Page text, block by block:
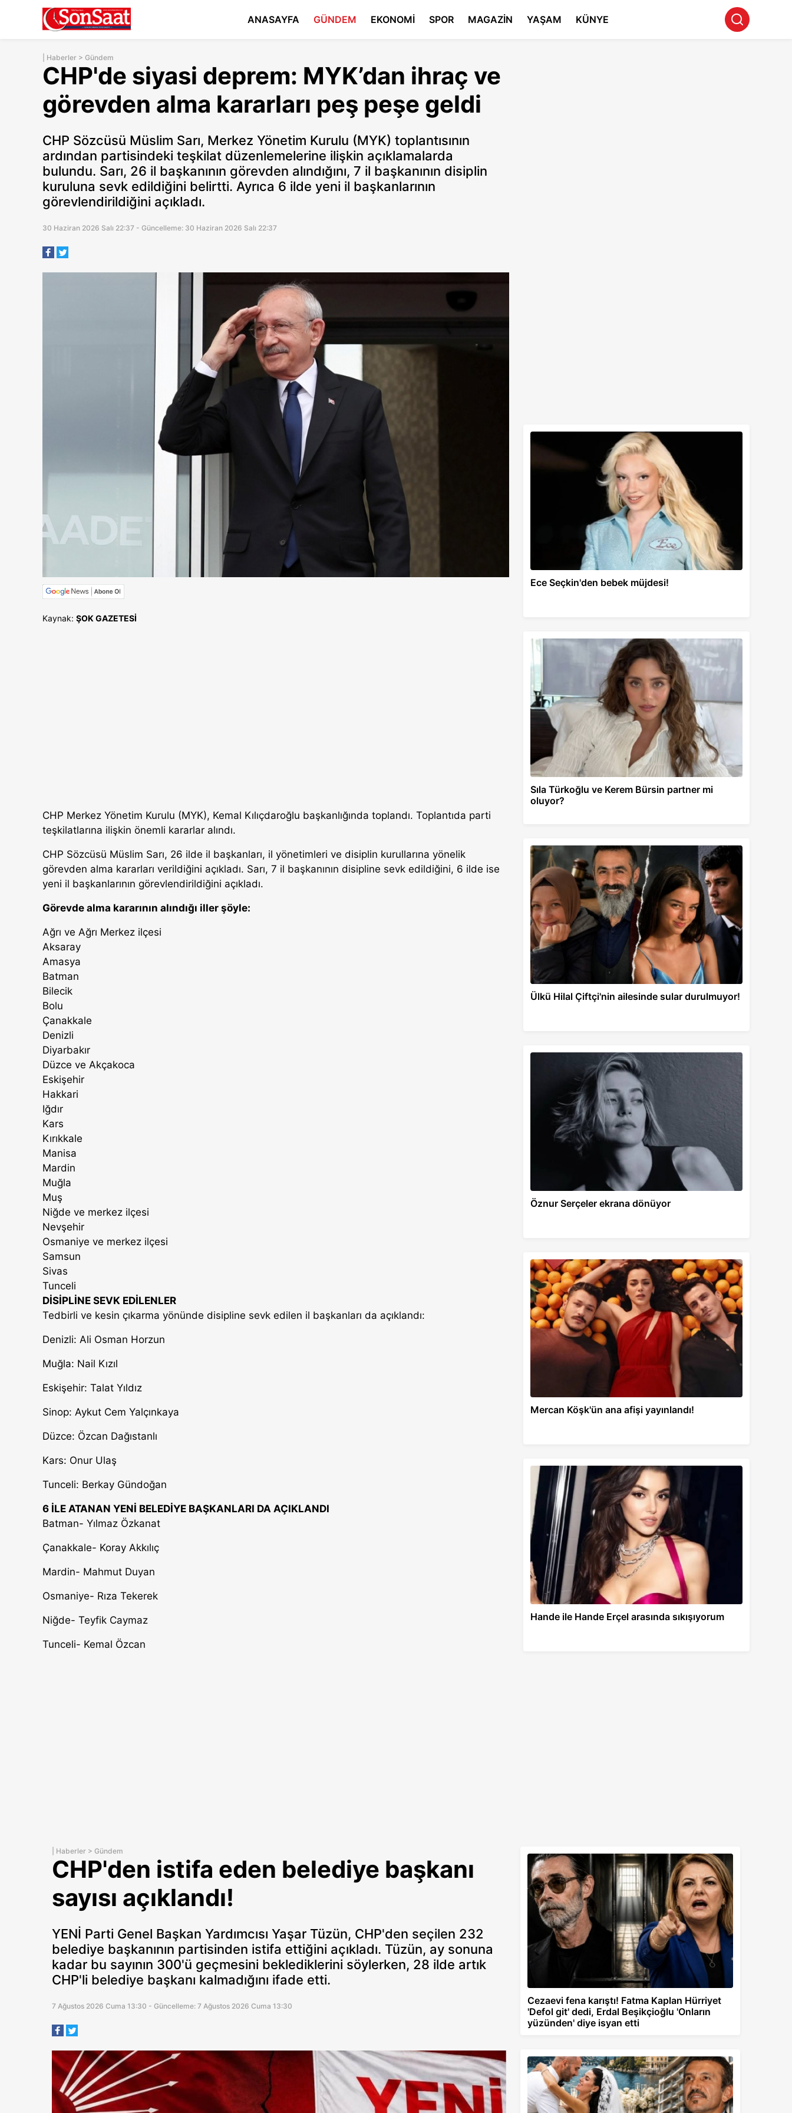
ANASAYFA GÜNDEM EKONOMİ SPOR MAGAZİN YAŞAM KÜNYE
Haberler > Gündem
CHP'de siyasi deprem: MYK’dan ihraç ve
görevden alma kararları peş peşe geldi
CHP Sözcüsü Müslim Sarı, Merkez Yönetim Kurulu (MYK) toplantısının
ardından partisindeki teşkilat düzenlemelerine ilişkin açıklamalarda
bulundu. Sarı, 26 il başkanının görevden alındığını, 7 il başkanının disiplin
kuruluna sevk edildiğini belirtti. Ayrıca 6 ilde yeni il başkanlarının
görevlendirildiğini açıkladı.
30 Haziran 2026 Salı 22:37 - Güncelleme: 30 Haziran 2026 Salı 22:37
Kaynak: ŞOK GAZETESİ
CHP Merkez Yönetim Kurulu (MYK), Kemal Kılıçdaroğlu başkanlığında toplandı. Toplantıda parti
teşkilatlarına ilişkin önemli kararlar alındı.
CHP Sözcüsü Müslim Sarı, 26 ilde il başkanları, il yönetimleri ve disiplin kurullarına yönelik
görevden alma kararları verildiğini açıkladı. Sarı, 7 il başkanının disipline sevk edildiğini, 6 ilde ise
yeni il başkanlarının görevlendirildiğini açıkladı.
Görevde alma kararının alındığı iller şöyle:
Ağrı ve Ağrı Merkez ilçesi
Aksaray
Amasya
Batman
Bilecik
Bolu
Çanakkale
Denizli
Diyarbakır
Düzce ve Akçakoca
Eskişehir
Hakkari
Iğdır
Kars
Kırıkkale
Manisa
Mardin
Muğla
Muş
Niğde ve merkez ilçesi
Nevşehir
Osmaniye ve merkez ilçesi
Samsun
Sivas
Tunceli
DİSİPLİNE SEVK EDİLENLER
Tedbirli ve kesin çıkarma yönünde disipline sevk edilen il başkanları da açıklandı:
Denizli: Ali Osman Horzun
Muğla: Nail Kızıl
Eskişehir: Talat Yıldız
Sinop: Aykut Cem Yalçınkaya
Düzce: Özcan Dağıstanlı
Kars: Onur Ulaş
Tunceli: Berkay Gündoğan
6 İLE ATANAN YENİ BELEDİYE BAŞKANLARI DA AÇIKLANDI
Batman- Yılmaz Özkanat
Çanakkale- Koray Akkılıç
Mardin- Mahmut Duyan
Osmaniye- Rıza Tekerek
Niğde- Teyfik Caymaz
Tunceli- Kemal Özcan
Ece Seçkin'den bebek müjdesi!
Sıla Türkoğlu ve Kerem Bürsin partner mi
oluyor?
Ülkü Hilal Çiftçi'nin ailesinde sular durulmuyor!
Öznur Serçeler ekrana dönüyor
Mercan Köşk'ün ana afişi yayınlandı!
Hande ile Hande Erçel arasında sıkışıyorum
Haberler > Gündem
CHP'den istifa eden belediye başkanı
sayısı açıklandı!
YENİ Parti Genel Başkan Yardımcısı Yaşar Tüzün, CHP'den seçilen 232
belediye başkanının partisinden istifa ettiğini açıkladı. Tüzün, ay sonuna
kadar bu sayının 300'ü geçmesini beklediklerini söylerken, 28 ilde artık
CHP'li belediye başkanı kalmadığını ifade etti.
7 Ağustos 2026 Cuma 13:30 - Güncelleme: 7 Ağustos 2026 Cuma 13:30
Cezaevi fena karıştı! Fatma Kaplan Hürriyet
'Defol git' dedi, Erdal Beşikçioğlu 'Onların
yüzünden' diye isyan etti